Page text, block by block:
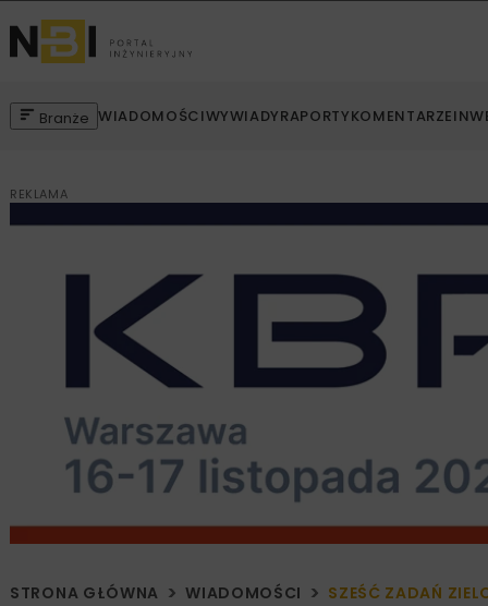
Branże WIADOMOŚCIWYWIADYRAPORTYKOMENTARZE
REKLAMA
STRONA GŁÓWNA WIADOMOŚCI SZEŚĆ ZADAŃ